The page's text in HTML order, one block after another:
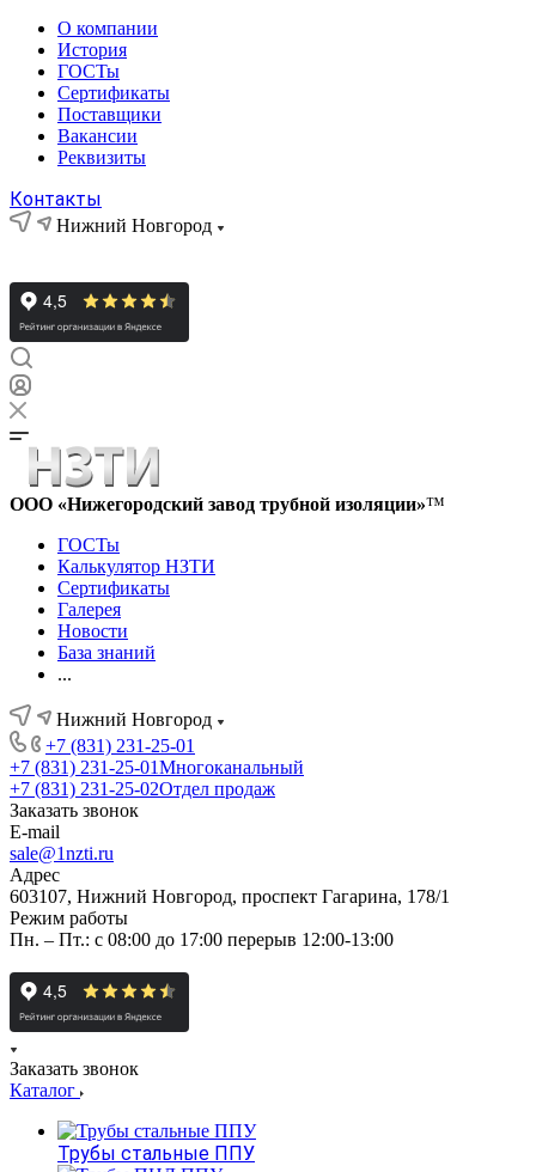
О компании
История
ГОСТы
Сертификаты
Поставщики
Вакансии
Реквизиты
Контакты
Нижний Новгород
ООО «Нижегородский завод трубной изоляции»™
ГОСТы
Калькулятор НЗТИ
Сертификаты
Галерея
Новости
База знаний
...
Нижний Новгород
+7 (831) 231-25-01
+7 (831) 231-25-01Многоканальный
+7 (831) 231-25-02Отдел продаж
Заказать звонок
E-mail
sale@1nzti.ru
Адрес
603107, Нижний Новгород, проспект Гагарина, 178/1
Режим работы
Пн. – Пт.: с 08:00 до 17:00 перерыв 12:00-13:00
Заказать звонок
Каталог
Трубы стальные ППУ